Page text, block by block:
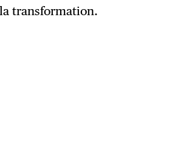
transformation.